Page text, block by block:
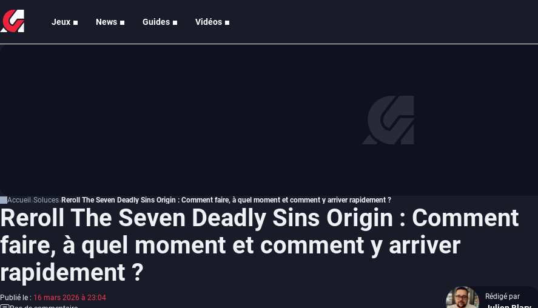
Jeux News Guides Vidéos
Accueil Soluces Reroll The Seven Deadly Sins Origin : Comment faire, à quel moment et comment y arriver rapidement ?
Reroll The Seven Deadly Sins Origin : Comment
faire, à quel moment et comment y arriver
rapidement ?
Publié le : 16 mars 2026 à 23:04
Rédigé par